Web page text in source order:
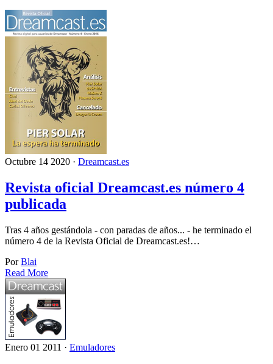
Octubre 14 2020 · Dreamcast.es
Revista oficial Dreamcast.es número 4
publicada
Tras 4 años gestándola - con paradas de años... - he terminado el
número 4 de la Revista Oficial de Dreamcast.es!…
PorBlai
Read More
Enero 01 2011 · Emuladores